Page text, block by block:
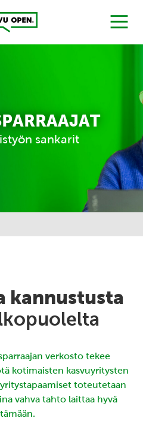
MENU
sankarit
kannustusta
verkosto tekee
kotimaisten kasvuyritysten
toteutetaan
vahva tahto laittaa hyvä